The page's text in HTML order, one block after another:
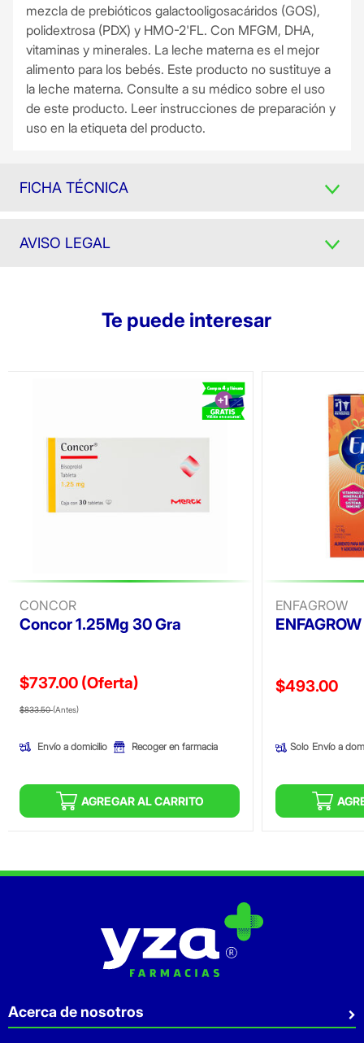
mezcla de prebióticos galactooligosacáridos (GOS),
polidextrosa (PDX) y HMO-2'FL. Con MFGM, DHA,
vitaminas y minerales. La leche materna es el mejor
alimento para los bebés. Este producto no sustituye a
la leche materna. Consulte a su médico sobre el uso
de este producto. Leer instrucciones de preparación y
uso en la etiqueta del producto.
FICHA TÉCNICA
AVISO LEGAL
Te puede interesar
CONCOR
Concor 1.25Mg 30 Gra
$737.00 (Oferta)
Precio reducido de
$833.50(Antes)(Oferta)
Envío a domicilio Recoger en farmacia
AGREGAR AL CARRITO
ENFAGROW
Precio
$493.00
Solo Envío a
Acerca de nosotros